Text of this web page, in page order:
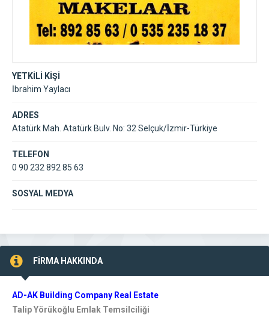
YETKİLİ KİŞİ
İbrahim Yaylacı
ADRES
Atatürk Mah. Atatürk Bulv. No: 32 Selçuk/İzmir-Türkiye
TELEFON
0 90 232 892 85 63
SOSYAL MEDYA
FİRMA HAKKINDA
AD-AK Building Company Real Estate
Talip Yörükoğlu Emlak Temsilciliği